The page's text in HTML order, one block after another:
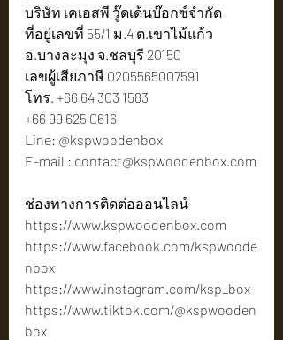
บริษัท เคเอสพี วู๊ดเด้นบ๊อกซ์จำกัด
ที่อยู่เลขที่ 55/1 ม.4 ต.เขาไม้แก้ว
อ.บางละมุง จ.ชลบุรี 20150
เลขผู้เสียภาษี 0205565007591
โทร. +66 64 303 1583
+66 99 625 0616
Line: @kspwoodenbox
E-mail : contact@kspwoodenbox.com
ช่องทางการติดต่อออนไลน์
https://www.kspwoodenbox.com
https://www.facebook.com/kspwoode
nbox
https://www.instagram.com/ksp_box
https://www.tiktok.com/@kspwooden
box